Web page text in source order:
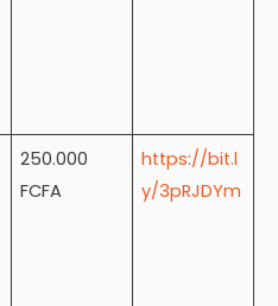
250.000
FCFA
https://bit.l
y/3pRJDYm